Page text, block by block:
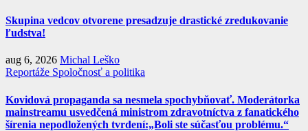
Skupina vedcov otvorene presadzuje drastické zredukovanie
ľudstva!
aug 6, 2026 Michal Leško
Reportáže Spoločnosť a politika
Kovidová propaganda sa nesmela spochybňovať. Moderátorka
mainstreamu usvedčená ministrom zdravotníctva z fanatického
šírenia nepodložených tvrdení:„Boli ste súčasťou problému.“